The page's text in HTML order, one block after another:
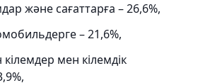
және сағаттарға – 26,6%,
– 21,6%,
мен кілемдік